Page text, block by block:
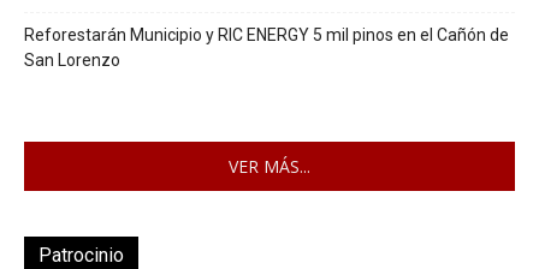
Reforestarán Municipio y RIC ENERGY 5 mil pinos en el Cañón de
San Lorenzo
VER MÁS...
Patrocinio